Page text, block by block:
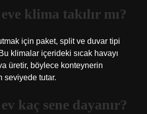
klima takılır mı?
için paket, split ve duvar tipi
klimalar içerideki sıcak havayı
üretir, böylece konteynerin
seviyede tutar.
kaç sene dayanır?